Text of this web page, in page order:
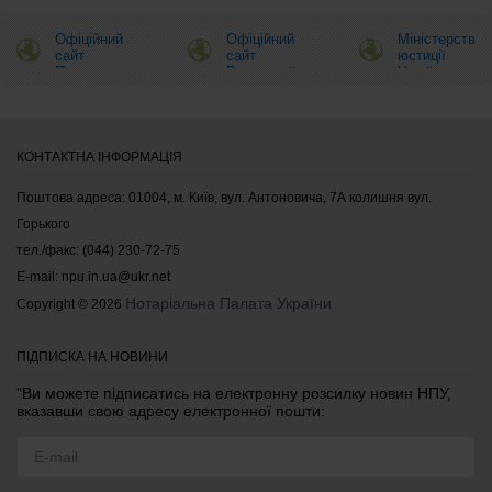
Офіційний
сайт
Президента
Офіційний
сайт
Верховної
Міністерство
юстиції
України
КОНТАКТНА ІНФОРМАЦІЯ
Поштова адреса: 01004, м. Київ, вул. Антоновича, 7А колишня вул.
Горького
тел./факс: (044) 230-72-75
E-mail: npu.in.ua@ukr.net
Copyright © 2026 Нотаріальна Палата України
ПІДПИСКА НА НОВИНИ
"Ви можете підписатись на електронну розсилку новин НПУ,
вказавши свою адресу електронної пошти: